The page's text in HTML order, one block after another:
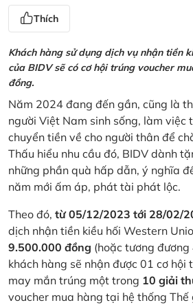
Thích
Khách hàng sử dụng dịch vụ nhận tiền
của BIDV sẽ có cơ hội trúng voucher
đồng.
Năm 2024 đang đến gần, cũng là
người Việt Nam sinh sống, làm việc
chuyển tiền về cho người thân để
Thấu hiểu nhu cầu đó, BIDV dành
những phần quà hấp dẫn, ý nghĩa
năm mới ấm áp, phát tài phát lộc.
Theo đó, từ 05/12/2023 tới 28/02/
dịch nhận tiền kiều hối Western
9.500.000 đồng (hoặc tương đương
khách hàng sẽ nhận được 01 cơ hội
may mắn trúng một trong 10 giải
voucher mua hàng tại hệ thống